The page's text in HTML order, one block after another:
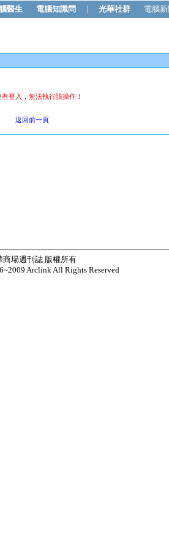
醫生 電腦知識問 光華社群 電腦新
登入，無法執行該操作！
返回前一頁
商場週刊誌 版權所有
Arclink All Rights Reserved